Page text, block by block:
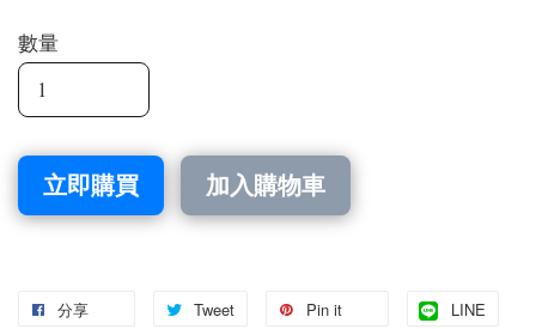
數量
立即購買 加入購物車
分享 Tweet Pin it LINE